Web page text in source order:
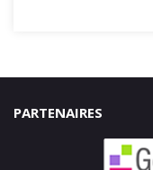
PARTENAIRES